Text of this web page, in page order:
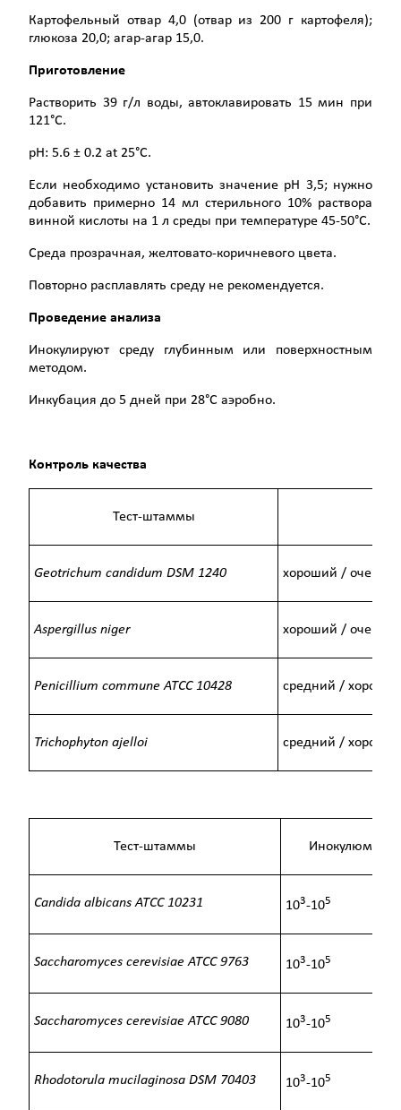
Картофельный отвар 4,0 (отвар из 200 г картофеля);
глюкоза 20,0; агар-агар 15,0.
Приготовление
Растворить 39 г/л воды, автоклавировать 15 мин при
121°С.
pH: 5.6 ± 0.2 at 25°C.
Если необходимо установить значение рН 3,5; нужно
добавить примерно 14 мл стерильного 10% раствора
винной кислоты на 1 л среды при температуре 45-50°С.
Среда прозрачная, желтовато-коричневого цвета.
Повторно расплавлять среду не рекомендуется.
Проведение анализа
Инокулируют среду глубинным или поверхностным
методом.
Инкубация до 5 дней при 28°С аэробно.
Контроль качества
Тест-штаммы
Geotrichum candidum DSM 1240 хороший / очень
Aspergillus niger хороший / очень
Penicillium commune ATCC 10428 средний /
Trichophyton ajelloi средний /
Тест-штаммы Инокулюм
Candida albicans ATCC 10231 103-105
Saccharomyces cerevisiae ATCC 9763 103-105
Saccharomyces cerevisiae ATCC 9080 103-105
Rhodotorula mucilaginosa DSM 70403 103-105